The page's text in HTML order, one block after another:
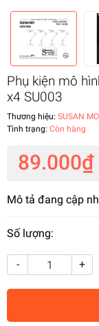
Phụ kiện mô
x4 SU003
Thương hiệu: SUSAN
Tình trạng: Còn hàng
89.000₫
Mô tả đang cập
Số lượng:
- +